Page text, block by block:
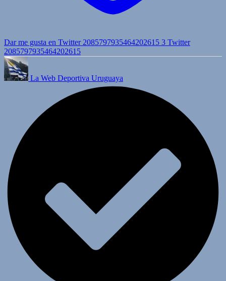
Dar me gusta en Twitter 2085797935464202615 3 Twitter
2085797935464202615
La Web Deportiva Uruguaya